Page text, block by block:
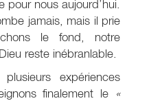
pour nous aujourd’hui.
jamais, mais il prie
le fond, notre
reste inébranlable.
expériences
finalement le «